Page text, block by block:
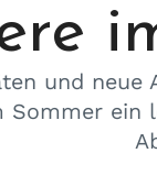
und neue
ein